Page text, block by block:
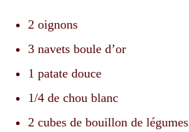
2 oignons
3 navets boule d’or
1 patate douce
1/4 de chou blanc
2 cubes de bouillon de légumes